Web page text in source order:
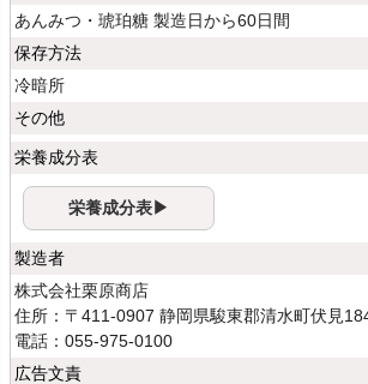
あんみつ・琥珀糖 製造日から60日間
保存方法
冷暗所
その他
栄養成分表
栄養成分表▶
製造者
株式会社栗原商店
住所：〒411-0907 静岡県駿東郡清水町伏見
電話：055-975-0100
広告文責